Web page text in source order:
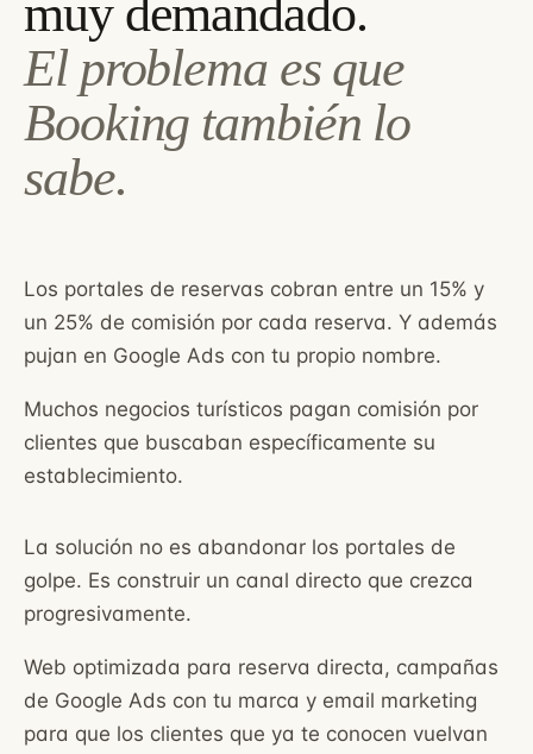
muy demandado.
El problema es que
Booking también lo
sabe.
Los portales de reservas cobran entre un 15% y
un 25% de comisión por cada reserva. Y además
pujan en Google Ads con tu propio nombre.
Muchos negocios turísticos pagan comisión por
clientes que buscaban específicamente su
establecimiento.
La solución no es abandonar los portales de
golpe. Es construir un canal directo que crezca
progresivamente.
Web optimizada para reserva directa, campañas
de Google Ads con tu marca y email marketing
para que los clientes que ya te conocen vuelvan